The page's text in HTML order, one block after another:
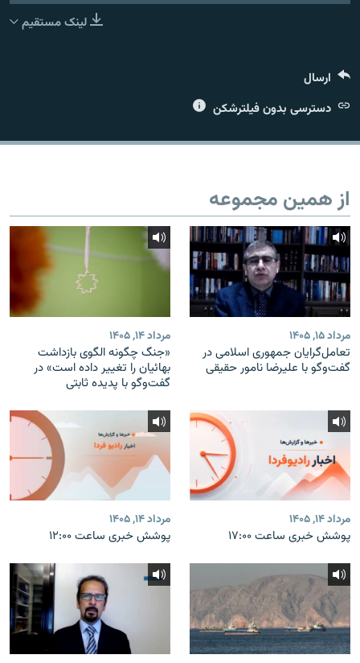
لینک مستقیم
ارسال
دسترسی بدون فیلترشکن
از همین مجموعه
مرداد ۱۵, ۱۴۰۵
تعامل‌گرایان جمهوری اسلامی در
گفت‌وگو با علیرضا نامور حقیقی
مرداد ۱۴, ۱۴۰۵
«جنگ چگونه الگوی بازداشت
بهائیان را تغییر داده است» در
گفت‌وگو با پدیده ثابتی
مرداد ۱۴, ۱۴۰۵
پوشش خبری ساعت ۱۷:۰۰
مرداد ۱۴, ۱۴۰۵
پوشش خبری ساعت ۱۲:۰۰